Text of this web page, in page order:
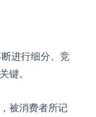
进行细分、竞
键。
被消费者所记